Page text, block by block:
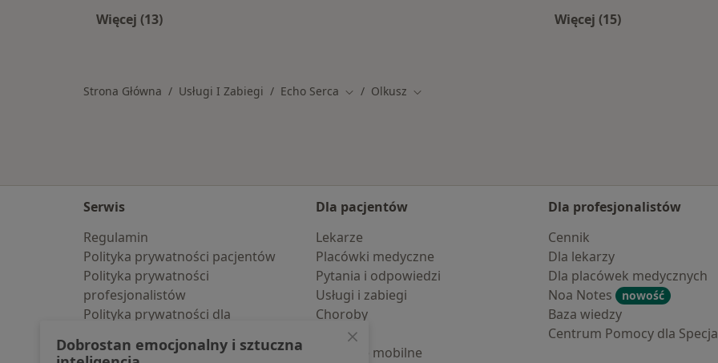
Więcej (13)
Więcej (15)
Strona Główna Usługi I Zabiegi Echo Serca Zmień miasto
Olkusz Zmień miasto
Serwis
Regulamin
Polityka prywatności pacjentów
Polityka prywatności
profesjonalistów
Polityka prywatności dla
pozyskaliśmy samodzielnie
Dla pacjentów
Lekarze
Placówki medyczne
Pytania i odpowiedzi
Usługi i zabiegi
Choroby
Pomoc
Aplikacje mobilne
Dla profesjonalistów
Cennik
Dla lekarzy
Dla placówek medycznych
Noa Notes
nowość
Baza wiedzy
Centrum Pomocy dla
Dobrostan emocjonalny i sztuczna